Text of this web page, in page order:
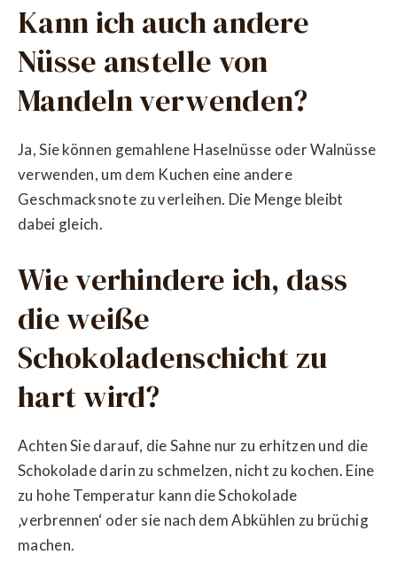
Kann ich auch andere
Nüsse anstelle von
Mandeln verwenden?
Ja, Sie können gemahlene Haselnüsse oder Walnüsse
verwenden, um dem Kuchen eine andere
Geschmacksnote zu verleihen. Die Menge bleibt
dabei gleich.
Wie verhindere ich, dass
die weiße
Schokoladenschicht zu
hart wird?
Achten Sie darauf, die Sahne nur zu erhitzen und die
Schokolade darin zu schmelzen, nicht zu kochen. Eine
zu hohe Temperatur kann die Schokolade
‚verbrennen‘ oder sie nach dem Abkühlen zu brüchig
machen.